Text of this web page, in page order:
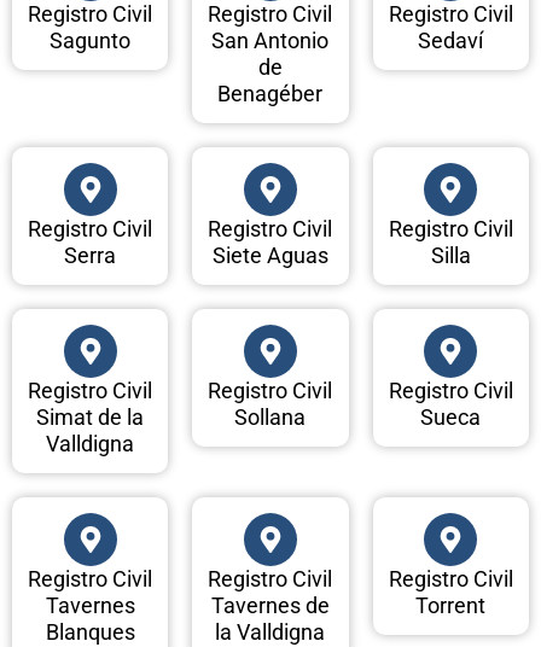
Registro Civil
Sagunto
Registro Civil
San Antonio
de
Benagéber
Registro Civil
Sedaví
Registro Civil
Serra
Registro Civil
Siete Aguas
Registro Civil
Silla
Registro Civil
Simat de la
Valldigna
Registro Civil
Sollana
Registro Civil
Sueca
Registro Civil
Tavernes
Blanques
Registro Civil
Tavernes de
la Valldigna
Registro Civil
Torrent